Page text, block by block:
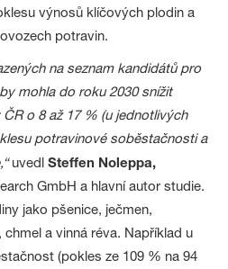
výnosů klíčových plodin a
potravin.
na seznam kandidátů pro
mohla do roku 2030 snížit
o 8 až 17 % (u jednotlivých
potravinové soběstačnosti a
uvedlSteffen Noleppa,
GmbH a hlavní autor studie.
jako pšenice, ječmen,
a vinná réva. Například u
(pokles ze 109 % na 94